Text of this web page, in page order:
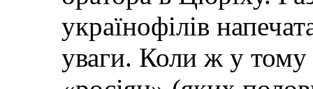
українофілів
уваги. Коли ж у